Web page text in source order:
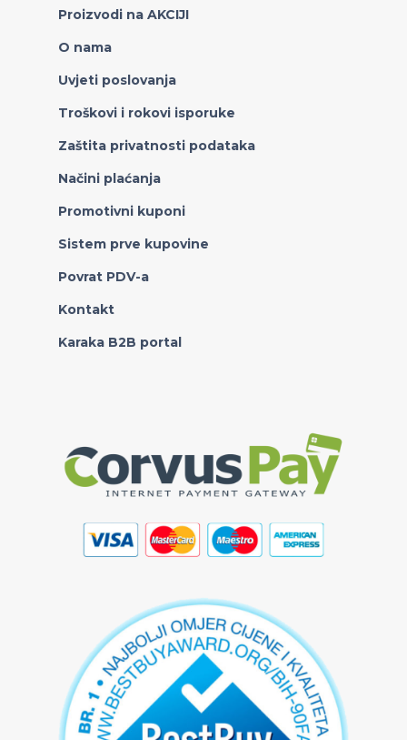
Proizvodi na AKCIJI
O nama
Uvjeti poslovanja
Troškovi i rokovi isporuke
Zaštita privatnosti podataka
Načini plaćanja
Promotivni kuponi
Sistem prve kupovine
Povrat PDV-a
Kontakt
Karaka B2B portal